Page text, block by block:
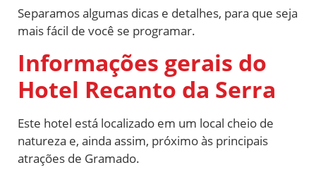
Separamos algumas dicas e detalhes, para que seja
mais fácil de você se programar.
Informações gerais do
Hotel Recanto da Serra
Este hotel está localizado em um local cheio de
natureza e, ainda assim, próximo às principais
atrações de Gramado.